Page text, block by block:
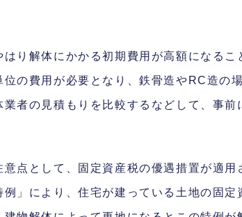
り解体にかかる初期費用が高額になるこ
の費用が必要となり、鉄骨造やRC造の
業者の見積もりを比較するなどして、事前
点として、固定資産税の優遇措置が適用
例」により、住宅が建っている土地の固